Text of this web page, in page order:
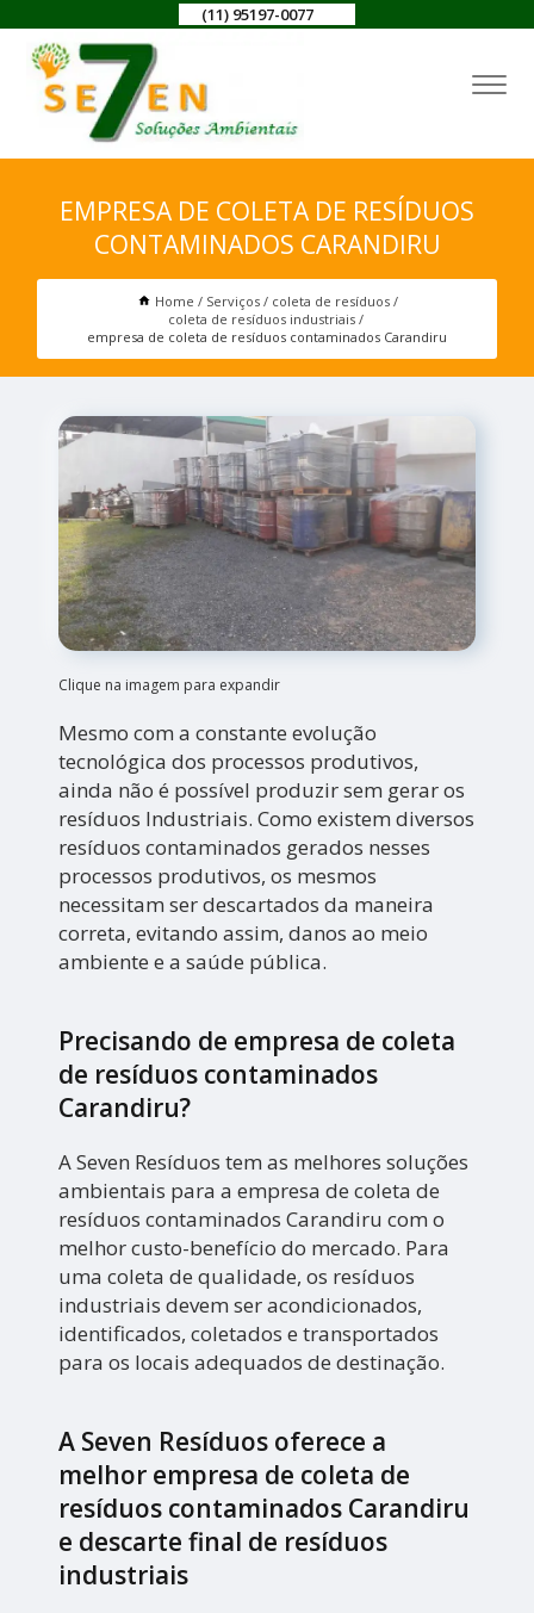
(11) 95197-0077
EMPRESA DE COLETA DE RESÍDUOS
CONTAMINADOS CARANDIRU
Home Serviços
coleta de resíduos
coleta de resíduos industriais
empresa de coleta de resíduos contaminados Carandiru
Clique na imagem para expandir
Mesmo com a constante evolução
tecnológica dos processos produtivos,
ainda não é possível produzir sem gerar os
resíduos Industriais. Como existem diversos
resíduos contaminados gerados nesses
processos produtivos, os mesmos
necessitam ser descartados da maneira
correta, evitando assim, danos ao meio
ambiente e a saúde pública.
Precisando de empresa de coleta
de resíduos contaminados
Carandiru?
A Seven Resíduos tem as melhores soluções
ambientais para a empresa de coleta de
resíduos contaminados Carandiru com o
melhor custo-benefício do mercado. Para
uma coleta de qualidade, os resíduos
industriais devem ser acondicionados,
identificados, coletados e transportados
para os locais adequados de destinação.
A Seven Resíduos oferece a
melhor empresa de coleta de
resíduos contaminados Carandiru
e descarte final de resíduos
industriais